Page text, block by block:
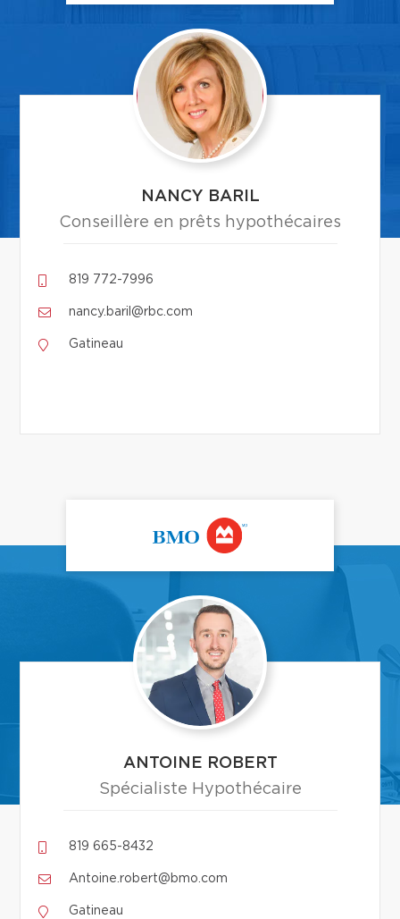
NANCY BARIL
Conseillère en prêts hypothécaires
819 772-7996
nancy.baril@rbc.com
Gatineau
ANTOINE ROBERT
Spécialiste Hypothécaire
819 665-8432
Antoine.robert@bmo.com
Gatineau